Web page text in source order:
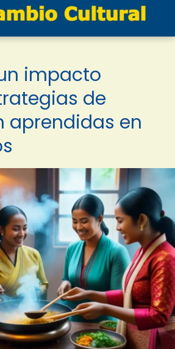
impacto
de
aprendidas en